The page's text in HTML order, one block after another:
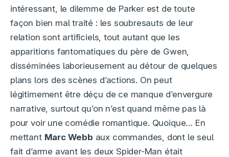
intéressant, le dilemme de Parker est de toute
façon bien mal traité : les soubresauts de leur
relation sont artificiels, tout autant que les
apparitions fantomatiques du père de Gwen,
disséminées laborieusement au détour de quelques
plans lors des scènes d’actions. On peut
légitimement être déçu de ce manque d’envergure
narrative, surtout qu’on n’est quand même pas là
pour voir une comédie romantique. Quoique… En
mettant Marc Webb aux commandes, dont le seul
fait d’arme avant les deux Spider-Man était